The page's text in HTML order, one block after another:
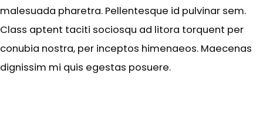
malesuada pharetra. Pellentesque id pulvinar sem.
Class aptent taciti sociosqu ad litora torquent per
conubia nostra, per inceptos himenaeos. Maecenas
dignissim mi quis egestas posuere.